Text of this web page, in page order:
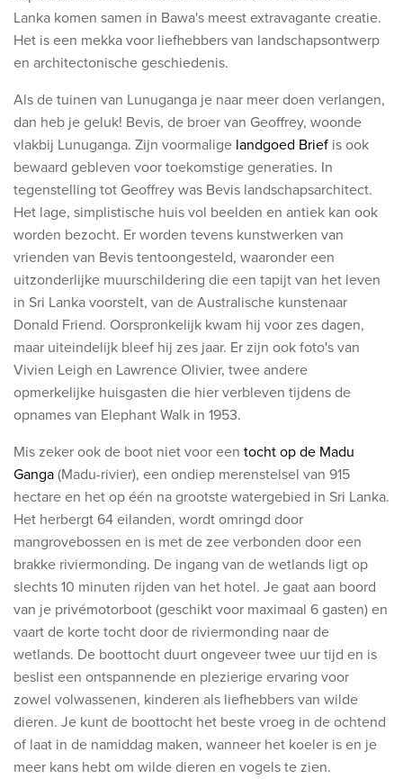
Lanka komen samen in Bawa's meest extravagante creatie.
Het is een mekka voor liefhebbers van landschapsontwerp
en architectonische geschiedenis.
Als de tuinen van Lunuganga je naar meer doen verlangen,
dan heb je geluk! Bevis, de broer van Geoffrey, woonde
vlakbij Lunuganga. Zijn voormalige landgoed Brief is ook
bewaard gebleven voor toekomstige generaties. In
tegenstelling tot Geoffrey was Bevis landschapsarchitect.
Het lage, simplistische huis vol beelden en antiek kan ook
worden bezocht. Er worden tevens kunstwerken van
vrienden van Bevis tentoongesteld, waaronder een
uitzonderlijke muurschildering die een tapijt van het leven
in Sri Lanka voorstelt, van de Australische kunstenaar
Donald Friend. Oorspronkelijk kwam hij voor zes dagen,
maar uiteindelijk bleef hij zes jaar. Er zijn ook foto's van
Vivien Leigh en Lawrence Olivier, twee andere
opmerkelijke huisgasten die hier verbleven tijdens de
opnames van Elephant Walk in 1953.
Mis zeker ook de boot niet voor een tocht op de Madu
Ganga(Madu-rivier), een ondiep merenstelsel van 915
hectare en het op één na grootste watergebied in Sri Lanka.
Het herbergt 64 eilanden, wordt omringd door
mangrovebossen en is met de zee verbonden door een
brakke riviermonding. De ingang van de wetlands ligt op
slechts 10 minuten rijden van het hotel. Je gaat aan boord
van je privémotorboot (geschikt voor maximaal 6 gasten) en
vaart de korte tocht door de riviermonding naar de
wetlands. De boottocht duurt ongeveer twee uur tijd en is
beslist een ontspannende en plezierige ervaring voor
zowel volwassenen, kinderen als liefhebbers van wilde
dieren. Je kunt de boottocht het beste vroeg in de ochtend
of laat in de namiddag maken, wanneer het koeler is en je
meer kans hebt om wilde dieren en vogels te zien.